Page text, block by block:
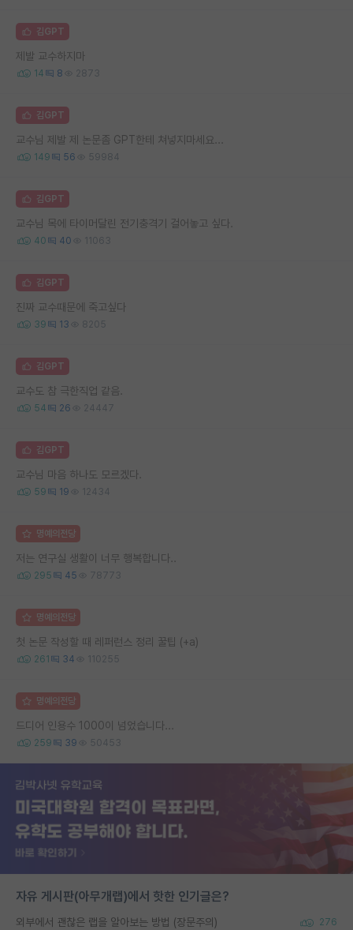
김GPT
제발 교수하지마
14 8 2873
김GPT
교수님 제발 제 논문좀 GPT한테 쳐넣지마세요...
149 56 59984
김GPT
교수님 목에 타이머달린 전기충격기 걸어놓고 싶다.
40 40 11063
김GPT
진짜 교수때문에 죽고싶다
39 13 8205
김GPT
교수도 참 극한직업 같음.
54 26 24447
김GPT
교수님 마음 하나도 모르겠다.
59 19 12434
명예의전당
저는 연구실 생활이 너무 행복합니다..
295 45 78773
명예의전당
첫 논문 작성할 때 레퍼런스 정리 꿀팁 (+a)
261 34 110255
명예의전당
드디어 인용수 1000이 넘었습니다...
259 39 50453
자유 게시판(아무개랩)에서 핫한 인기글은?
외부에서 괜찮은 랩을 알아보는 방법 (장문주의) 276